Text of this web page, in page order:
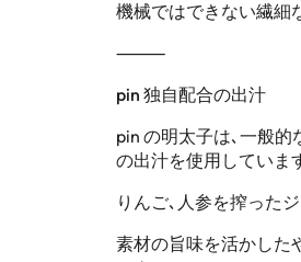
機械ではできない繊細
⸻
pin 独自配合の出汁
pin の明太子は､一般的
の出汁を使用していま
りんご､人参を搾った
素材の旨味を活かした